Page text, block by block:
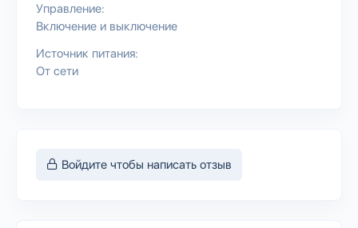
Управление:
Включение и выключение
Источник питания:
От сети
Войдите чтобы написать отзыв